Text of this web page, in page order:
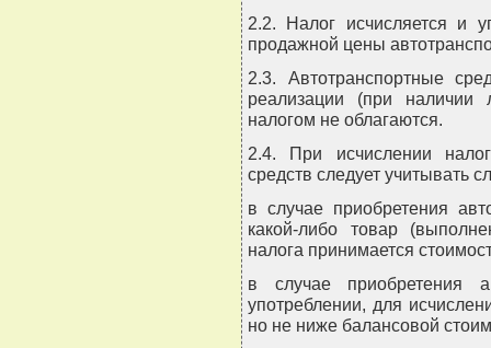
2.2. Налог исчисляется и
продажной цены
2.3. Автотранспортные
реализации (при наличии
налогом не облагаются.
2.4. При исчислении
средств следует учитывать
в случае приобретения
какой-либо товар
налога принимается
в случае приобретения
употреблении, для
но не ниже балансовой